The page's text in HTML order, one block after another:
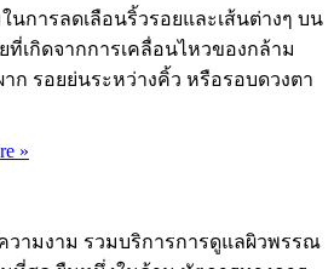
การลดเลือนริ้วรอยและเส้นต่างๆ บน
ที่เกิดจากการเคลื่อนไหวของกล้าม
ก รอยย่นระหว่างคิ้ว หรือรอบดวงตา
»
ความงาม รวมบริการการดูแลผิวพรรณ